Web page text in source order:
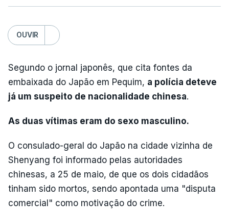
OUVIR
Segundo o jornal japonês, que cita fontes da
embaixada do Japão em Pequim, a polícia deteve
já um suspeito de nacionalidade chinesa.
As duas vítimas eram do sexo masculino.
O consulado-geral do Japão na cidade vizinha de
Shenyang foi informado pelas autoridades
chinesas, a 25 de maio, de que os dois cidadãos
tinham sido mortos, sendo apontada uma "disputa
comercial" como motivação do crime.